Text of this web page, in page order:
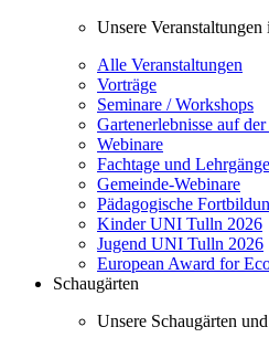
Unsere
Alle Veranstaltungen
Vorträge
Seminare / Workshops
Gartenerlebnisse auf
Webinare
Fachtage und Lehrgänge
Gemeinde-Webinare
Pädagogische
Kinder UNI Tulln 2026
Jugend UNI Tulln 2026
European Award for
Schaugärten
Unsere Schaugärten